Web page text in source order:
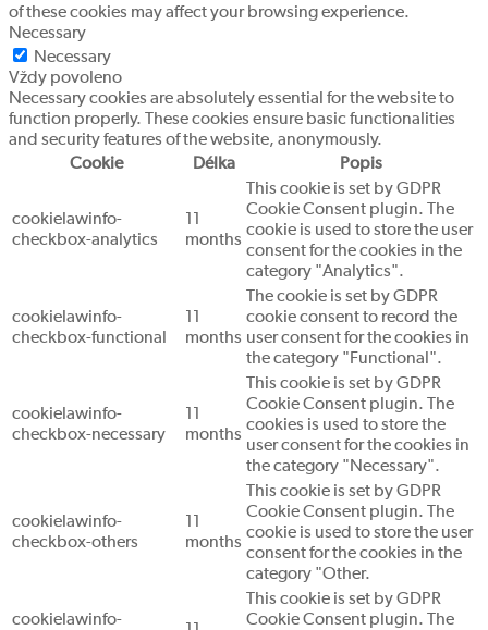
of these cookies may affect your browsing experience.
Necessary
Necessary
Vždy povoleno
Necessary cookies are absolutely essential for the website to
function properly. These cookies ensure basic functionalities
and security features of the website, anonymously.
Cookie
Délka Popis
cookielawinfo-
checkbox-analytics
months
This cookie is set by GDPR
Cookie Consent plugin. The
cookie is used to store the user
consent for the cookies in the
category "Analytics".
cookielawinfo-
checkbox-functional
months
The cookie is set by GDPR
cookie consent to record the
user consent for the cookies in
the category "Functional".
cookielawinfo-
checkbox-necessary
months
This cookie is set by GDPR
Cookie Consent plugin. The
cookies is used to store the
user consent for the cookies in
the category "Necessary".
cookielawinfo-
checkbox-others
months
This cookie is set by GDPR
Cookie Consent plugin. The
cookie is used to store the user
consent for the cookies in the
category "Other.
cookielawinfo-
This cookie is set by GDPR
Cookie Consent plugin. The